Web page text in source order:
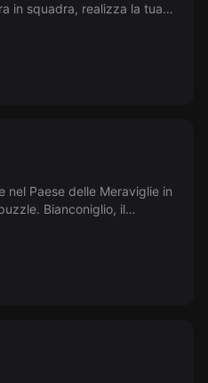
in squadra, realizza la tua
nel Paese delle Meraviglie in
Bianconiglio, il
stanza nera. Riuscirai a
Nero